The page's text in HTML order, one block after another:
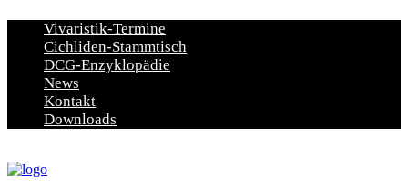
Vivaristik-Termine
Cichliden-Stammtisch
DCG-Enzyklopädie
News
Kontakt
Downloads